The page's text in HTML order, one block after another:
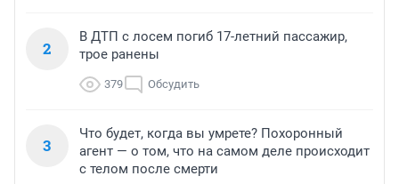
2
В ДТП с лосем погиб 17-летний пассажир,
трое ранены
379 Обсудить
3
Что будет, когда вы умрете? Похоронный
агент — о том, что на самом деле происходит
с телом после смерти